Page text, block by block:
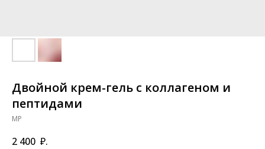
Двойной крем-гель с коллагеном и
пептидами
MP
2 400 ₽.